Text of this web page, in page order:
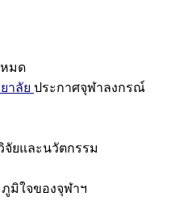
มด
าลัย ประกาศจุฬาลงกรณ์
จัยและนวัตกรรม
มิใจของจุฬาฯ